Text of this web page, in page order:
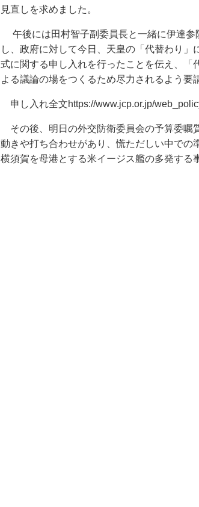
見直しを求めました。
午後には田村智子副委員長と一緒に伊達参
し、政府に対して今日、天皇の「代替わり」
式に関する申し入れを行ったことを伝え、「
よる議論の場をつくるため尽力されるよう要
申し入れ全文https://www.jcp.or.jp/
その後、明日の外交防衛委員会の予算委嘱
動きや打ち合わせがあり、慌ただしい中での
横須賀を母港とする米イージス艦の多発する